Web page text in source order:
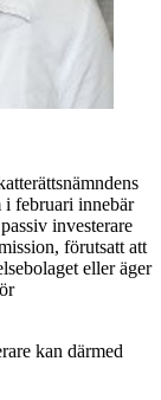
i februari innebär
investerare
förutsatt att
eller äger
kan därmed